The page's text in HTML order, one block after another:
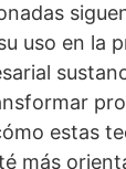
uso en
estas
más